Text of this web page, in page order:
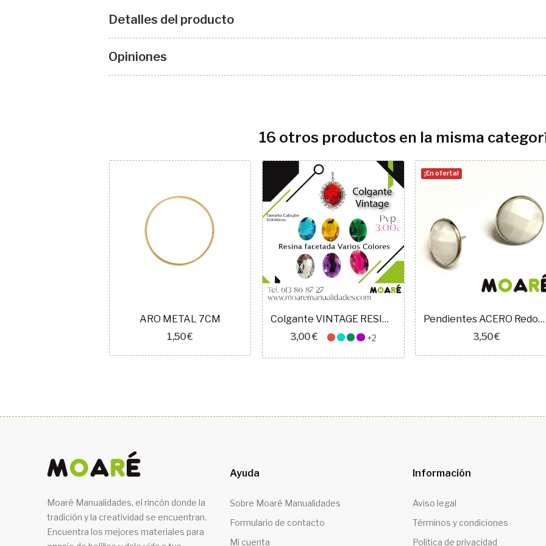
Detalles del producto
Opiniones
16 otros productos en la misma
ARO METAL 7CM
1,50 €
Colgante VINTAGE RESINA VARIOS COLORES
3,00 €
+2
¡En oferta!
Pendientes ACERO Redondo Resina Blanco perla...
3,50 €
Moaré Manualidades, el rincón donde la
tradición y la creatividad se encuentran.
Encuentra los mejores materiales para
Ayuda
Sobre Moaré Manualidades
Formulario de contacto
Mi cuenta
Información
Aviso legal
Términos y condiciones
Política de privacidad